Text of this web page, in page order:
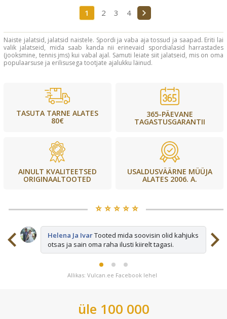
1 2 3 4
Naiste jalatsid, jalatsid naistele. Spordi ja vaba aja tossud ja saapad. Eriti lai
valik jalatseid, mida saab kanda nii erinevaid spordialasid harrastades
(jooksmine, tennis jms) kui vabal ajal. Samuti leiate siit jalatseid, mis on oma
populaarsuse ja erilisusega tootjate ajalukku läinud.
TASUTA TARNE ALATES
80€
365-PÄEVANE
TAGASTUSGARANTII
AINULT KVALITEETSED
ORIGINAALTOOTED
USALDUSVÄÄRNE MÜÜJA
ALATES 2006. A.
⭐️ ⭐️ ⭐️ ⭐️ ⭐️
Helena Ja IvarTooted mida soovisin olid kahjuks
otsas ja sain oma raha ilusti kiirelt tagasi.
Allikas: Vulcan.ee Facebook lehel
üle 100 000